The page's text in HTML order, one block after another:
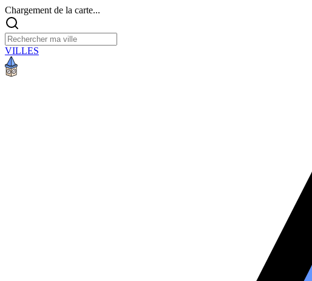
Chargement de la carte...
VILLES